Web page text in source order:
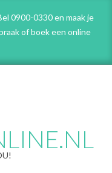
0900-0330 en maak je
of boek een online